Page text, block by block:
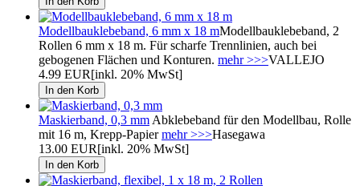
Modellbauklebeband, 6 mm x 18 mModellbauklebeband, 2
Rollen 6 mm x 18 m. Für scharfe Trennlinien, auch bei
gebogenen Flächen und Konturen. mehr >>>VALLEJO
4.99 EUR[inkl. 20% MwSt]
Maskierband, 0,3 mm Abklebeband für den Modellbau, Rolle
mit 16 m, Krepp-Papiermehr >>>Hasegawa
13.00 EUR[inkl. 20% MwSt]